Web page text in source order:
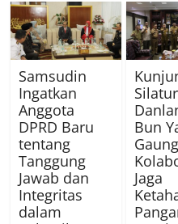
Samsudin
Ingatkan
Anggota
DPRD Baru
tentang
Tanggung
Jawab dan
Integritas
dalam
Bun
Jaga